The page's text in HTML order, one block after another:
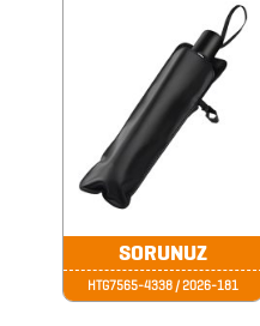
TARİHSİZ
AJANDA
SORUNUZ
HTG7565-4338 / 2026-181